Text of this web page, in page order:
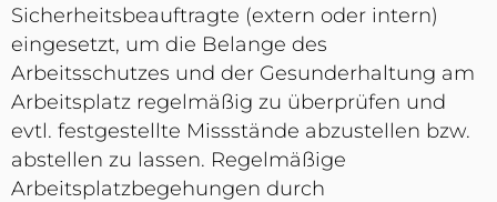
Sicherheitsbeauftragte (extern oder intern)
eingesetzt, um die Belange des
Arbeitsschutzes und der Gesunderhaltung am
Arbeitsplatz regelmäßig zu überprüfen und
evtl. festgestellte Missstände abzustellen bzw.
abstellen zu lassen. Regelmäßige
Arbeitsplatzbegehungen durch